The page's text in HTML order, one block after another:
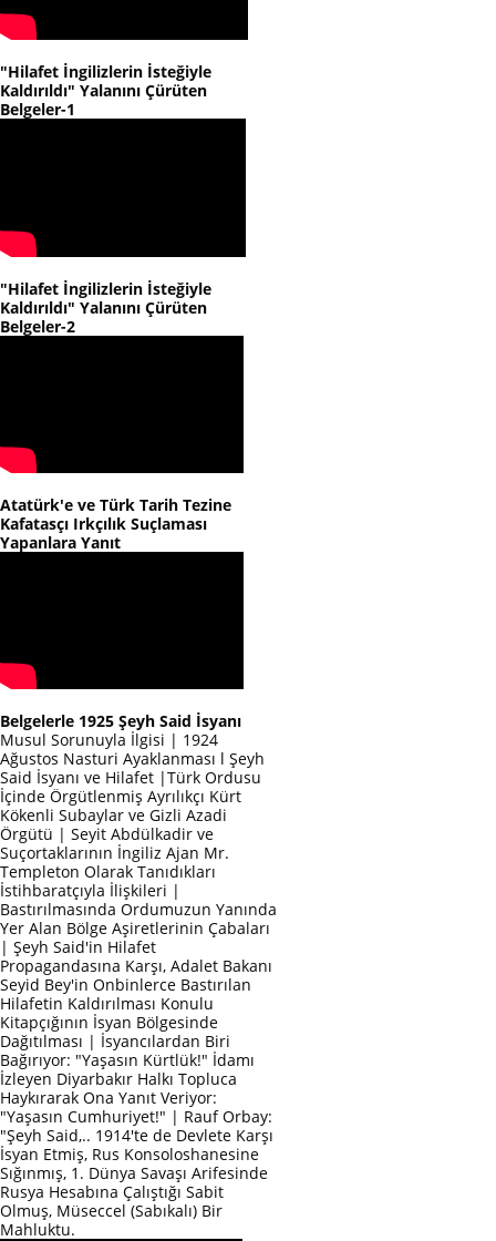
"Hilafet İngilizlerin İsteğiyle
Kaldırıldı" Yalanını Çürüten
Belgeler-1
"Hilafet İngilizlerin İsteğiyle
Kaldırıldı" Yalanını Çürüten
Belgeler-2
Atatürk'e ve Türk Tarih Tezine
Kafatasçı Irkçılık Suçlaması
Yapanlara Yanıt
Belgelerle 1925 Şeyh Said İsyanı
Musul Sorunuyla İlgisi | 1924
Ağustos Nasturi Ayaklanması l Şeyh
Said İsyanı ve Hilafet |Türk Ordusu
İçinde Örgütlenmiş Ayrılıkçı Kürt
Kökenli Subaylar ve Gizli Azadi
Örgütü | Seyit Abdülkadir ve
Suçortaklarının İngiliz Ajan Mr.
Templeton Olarak Tanıdıkları
İstihbaratçıyla İlişkileri |
Bastırılmasında Ordumuzun Yanında
Yer Alan Bölge Aşiretlerinin Çabaları
| Şeyh Said'in Hilafet
Propagandasına Karşı, Adalet Bakanı
Seyid Bey'in Onbinlerce Bastırılan
Hilafetin Kaldırılması Konulu
Kitapçığının İsyan Bölgesinde
Dağıtılması | İsyancılardan Biri
Bağırıyor: "Yaşasın Kürtlük!" İdamı
İzleyen Diyarbakır Halkı Topluca
Haykırarak Ona Yanıt Veriyor:
"Yaşasın Cumhuriyet!" | Rauf Orbay:
"Şeyh Said,.. 1914'te de Devlete Karşı
İsyan Etmiş, Rus Konsoloshanesine
Sığınmış, 1. Dünya Savaşı Arifesinde
Rusya Hesabına Çalıştığı Sabit
Olmuş, Müseccel (Sabıkalı) Bir
Mahluktu.